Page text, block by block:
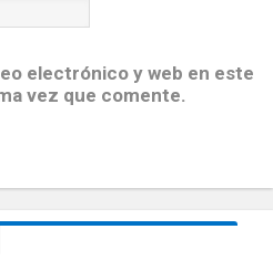
electrónico y web en este
vez que comente.